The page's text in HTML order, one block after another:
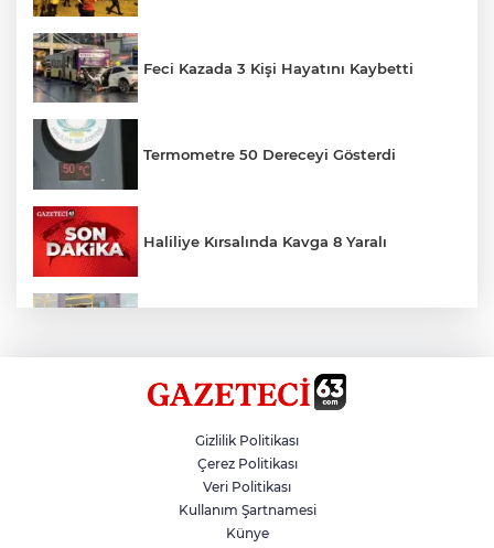
Feci Kazada 3 Kişi Hayatını Kaybetti
Termometre 50 Dereceyi Gösterdi
Haliliye Kırsalında Kavga 8 Yaralı
Hikmet Başak’tan Ulaşım Çalışması
Sezon 18 Ağustos'ta Başlayacak
Gizlilik Politikası
Çerez Politikası
Veri Politikası
Kullanım Şartnamesi
Künye